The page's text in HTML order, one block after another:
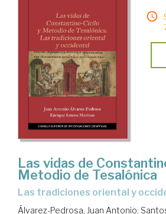
Las vidas de
Metodio de Tesalónica
las tradiciones oriental y
Álvarez-Pedrosa, Juan Antonio;